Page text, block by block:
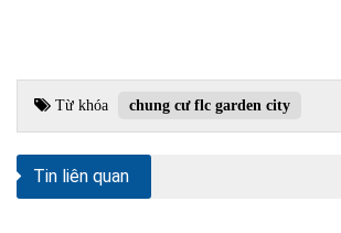
Từ khóa chung cư flc garden city
Tin liên quan